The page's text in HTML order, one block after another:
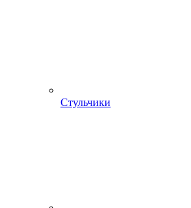
Стульчики